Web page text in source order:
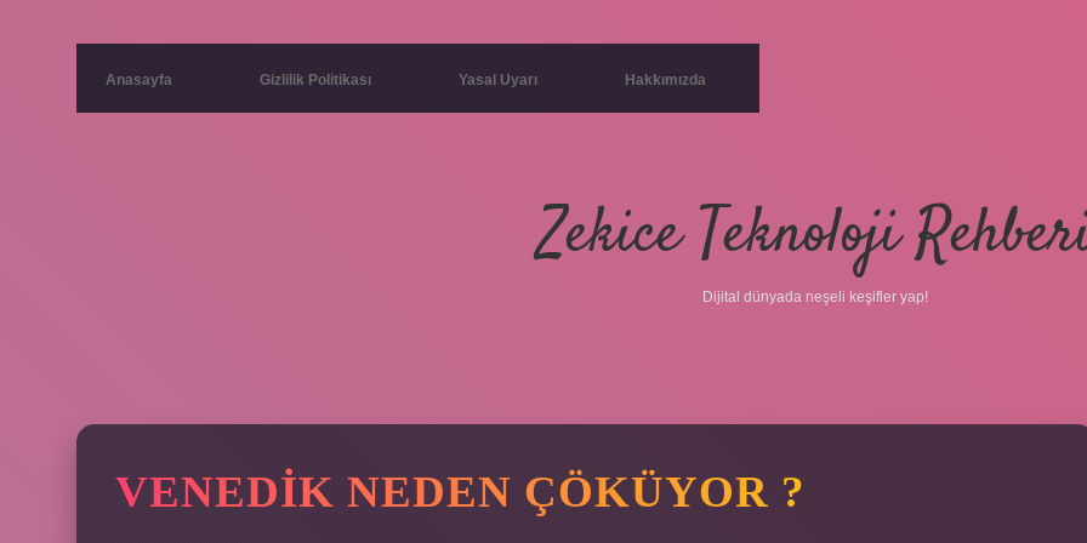
Anasayfa Gizlilik Politikası Yasal Uyarı Hakkımızda
Zekice Teknoloji
Dijital dünyada neşeli keşifler yap!
VENEDIK NEDEN ÇÖKÜYOR ?